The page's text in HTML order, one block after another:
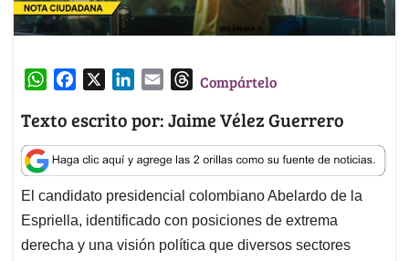
W
a
t
s
A
p
p
c
e
b
o
k
n
k
e
d
n
a
i
l
T
r
e
a
d
Compártelo
Texto escrito por: Jaime Vélez Guerrero
El candidato presidencial colombiano Abelardo de la
Espriella, identificado con posiciones de extrema
derecha y una visión política que diversos sectores